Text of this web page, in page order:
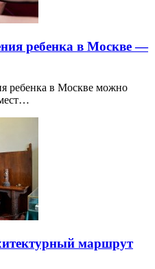
ребенка в Москве —
ребенка в Москве можно
маршрут